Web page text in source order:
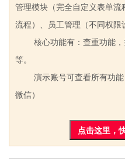
管理模块（完全自定义表单
流程）、员工管理（不同权限
核心功能有：查重功能，
等。
演示账号可查看所有功能
微信）
点击这里，